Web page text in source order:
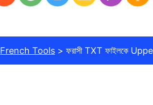
French Tools ফরাসী TXT ফাইলকে